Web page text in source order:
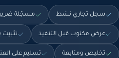
سجل تجاري نشط مسجّلة
عرض مكتوب قبل التنفيذ
تخليص ومتابعة تسليم على